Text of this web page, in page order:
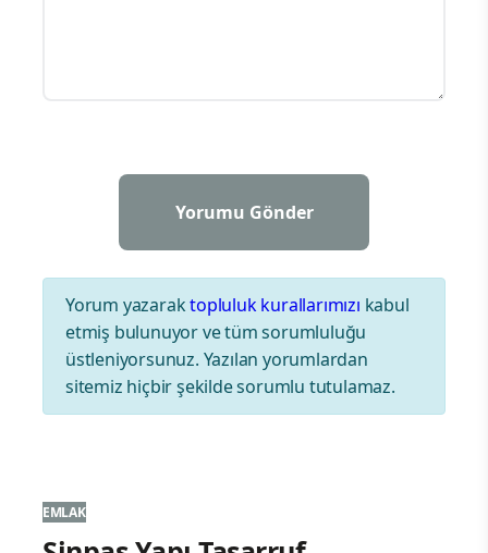
Yorum yazaraktopluluk kurallarımızı kabul
etmiş bulunuyor ve tüm sorumluluğu
üstleniyorsunuz. Yazılan yorumlardan
sitemiz hiçbir şekilde sorumlu tutulamaz.
EMLAK